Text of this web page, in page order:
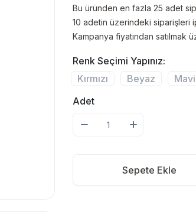
Bu üründen en fazla 25 adet
10 adetin üzerindeki siparişleri
Kampanya fiyatından satılmak
Renk Seçimi Yapınız:
Kırmızı
Beyaz Mavi
Adet
Sepete Ekle